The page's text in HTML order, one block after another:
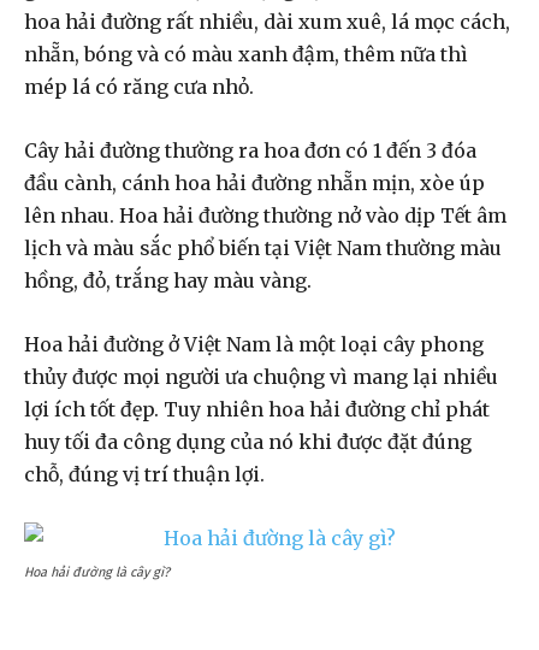
hoa hải đường rất nhiều, dài xum xuê, lá mọc cách,
nhẵn, bóng và có màu xanh đậm, thêm nữa thì
mép lá có răng cưa nhỏ.
Cây hải đường thường ra hoa đơn có 1 đến 3 đóa
đầu cành, cánh hoa hải đường nhẵn mịn, xòe úp
lên nhau. Hoa hải đường thường nở vào dịp Tết âm
lịch và màu sắc phổ biến tại Việt Nam thường màu
hồng, đỏ, trắng hay màu vàng.
Hoa hải đường ở Việt Nam là một loại cây phong
thủy được mọi người ưa chuộng vì mang lại nhiều
lợi ích tốt đẹp. Tuy nhiên hoa hải đường chỉ phát
huy tối đa công dụng của nó khi được đặt đúng
chỗ, đúng vị trí thuận lợi.
Hoa hải đường là cây gì?